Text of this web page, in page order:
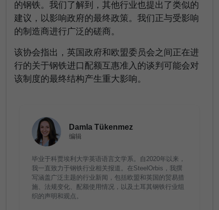
的钢铁。我们了解到，其他行业也提出了类似的
建议，以影响政府的最终政策。我们正与受影响
的制造商进行广泛的磋商。
该协会指出，英国政府和欧盟委员会之间正在进
行的关于钢铁进口配额互惠准入的谈判可能会对
该制度的最终结构产生重大影响。
Damla Tükenmez
编辑
毕业于科贾埃利大学英语语言文学系。自2020年以来，
我一直致力于钢铁行业相关报道。在SteelOrbis，我撰
写涵盖广泛主题的行业新闻，包括欧盟和英国的贸易措
施、法规变化、配额使用情况，以及土耳其钢铁行业组
织的声明和观点。